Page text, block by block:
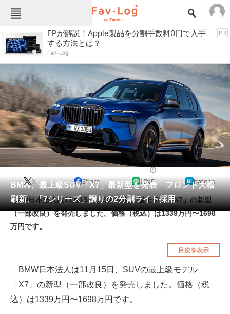
Fav-Logカテゴリー一覧
TOP
インテリア・収納 おもちゃ・ホビー
カメラ キッチン家電
キッチン用品 ゲーム
コンテンツ・サービス スイーツ・お菓子
スポーツ・レジャー スマホ・携帯電話
パソコン・タブレット ファッション
ペット 家電
工具・DIY 本・DVD・CD
生活家電
腕時計 車・バイク
釣り具・釣り用品 食品・飲料・お酒
食器・グラス・カトラリー
FPが解説！Apple製品を分割手数料0円で入手
する方法とは？
Fav-Log
PR
BMW、最上級SUV「X7」最新型を発表 フロント大幅
刷新、「7シリーズ」譲りの2分割ライト採用
X Share LINE hatena
BMW日本法人は11月15日、SUVの最上級モデル「X7」の新型
（一部改良）を発売しました。価格（税込）は1339万円〜1698
万円です。
目次を表示
BMW日本法人は11月15日、SUVの最上級モデル
「X7」の新型（一部改良）を発売しました。価格（税
込）は1339万円〜1698万円です。